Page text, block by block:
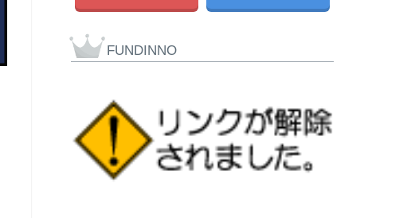
FUNDINNO